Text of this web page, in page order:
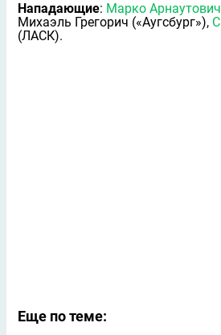
Нападающие: Марко Арнаутович
Михаэль Грегорич («Аугсбург»),
(ЛАСК).
Еще по теме: